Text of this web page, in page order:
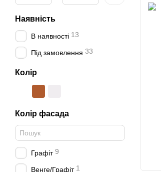
Наявність
В наявності 13
Під замовлення 33
Колір
Колір фасада
Графіт 9
Венге/Графіт 1